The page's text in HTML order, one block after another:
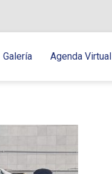
Galería Agenda Virtual